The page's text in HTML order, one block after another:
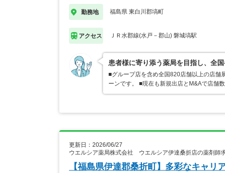
勤務地 福島県 東白川郡塙町
アクセス ＪＲ水郡線(水戸－郡山) 磐城塙駅
患者様に寄り添う薬局を目指し、全
■グループ店を含め全国820店舗以上の店舗
ーンです。 ■現在も新規出店とM&Aで店舗
更新日：2026/06/27
ウエルシア薬局株式会社 ウエルシア伊達桑折店の薬剤師
【福島県伊達郡桑折町】多彩なキャ